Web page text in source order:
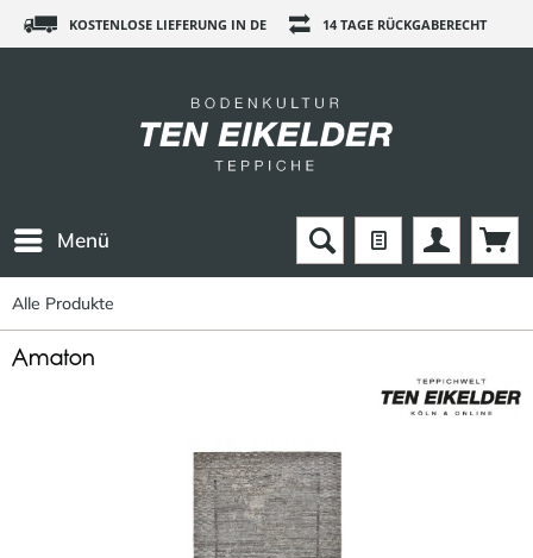
KOSTENLOSE LIEFERUNG IN DE 14 TAGE RÜCKGABERECHT
Menü
Alle Produkte
Amaton